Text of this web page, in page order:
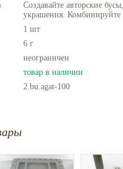
Создавайте авторские
украшения. Комбинируйте
1 шт
6 г
неограничен
товар в наличии
2.bu.agat-100